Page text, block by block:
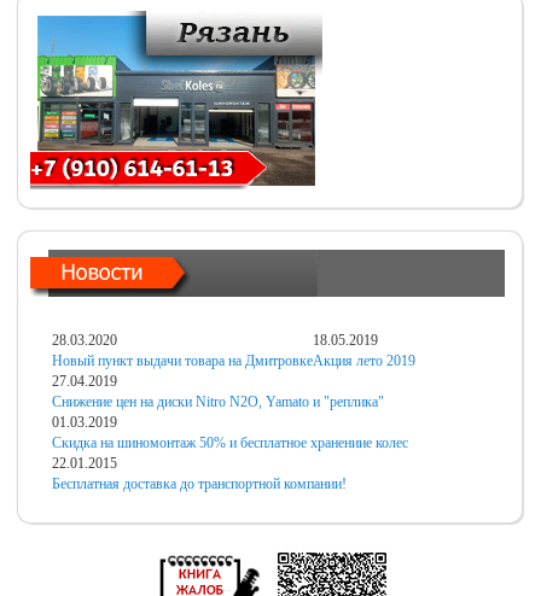
28.03.2020
Новый пункт выдачи товара на Дмитровке
18.05.2019
Акция лето 2019
27.04.2019
Снижение цен на диски Nitro N2O, Yamato и "реплика"
01.03.2019
Скидка на шиномонтаж 50% и бесплатное хранениие колес
22.01.2015
Бесплатная доставка до транспортной компании!